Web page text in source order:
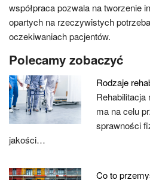
współpraca pozwala na tworzenie
opartych na rzeczywistych
oczekiwaniach pacjentów.
Polecamy zobaczyć
Rodzaje
ma na celu
sprawności
jakości…
Co to